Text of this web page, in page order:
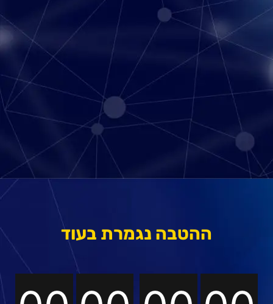
ההטבה נגמרת בעוד